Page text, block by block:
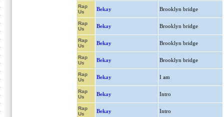
Rap
Us
Bekay Brooklyn bridge
Rap
Us
Bekay Brooklyn bridge
Rap
Us
Bekay Brooklyn bridge
Rap
Us
Bekay Brooklyn bridge
Rap
Us
Bekay I am
Rap
Us
Bekay Intro
Rap
Us
Bekay Intro